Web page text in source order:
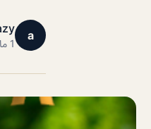
a
1 مارس 2023 · 1 دقائق قراءة